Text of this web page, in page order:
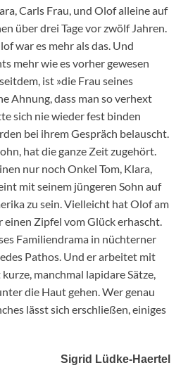
Carls Frau, und Olof alleine auf
über drei Tage vor zwölf Jahren.
war es mehr als das. Und
mehr wie es vorher gewesen
ist »die Frau seines
Ahnung, dass man so verhext
sich nie wieder fest binden
bei ihrem Gespräch belauscht.
hat die ganze Zeit zugehört.
nur noch Onkel Tom, Klara,
mit seinem jüngeren Sohn auf
zu sein. Vielleicht hat Olof am
einen Zipfel vom Glück erhascht.
Familiendrama in nüchterner
Pathos. Und er arbeitet mit
manchmal lapidare Sätze,
die Haut gehen. Wer genau
lässt sich erschließen, einiges
Sigrid Lüdke-Haertel